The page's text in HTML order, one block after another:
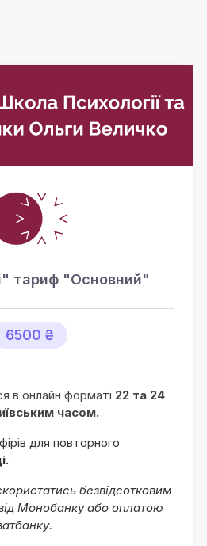
тариф "Основний"
6500 ₴
в онлайн форматі 22 та 24
часом.
для повторного
безвідсотковим
Монобанку або оплатою